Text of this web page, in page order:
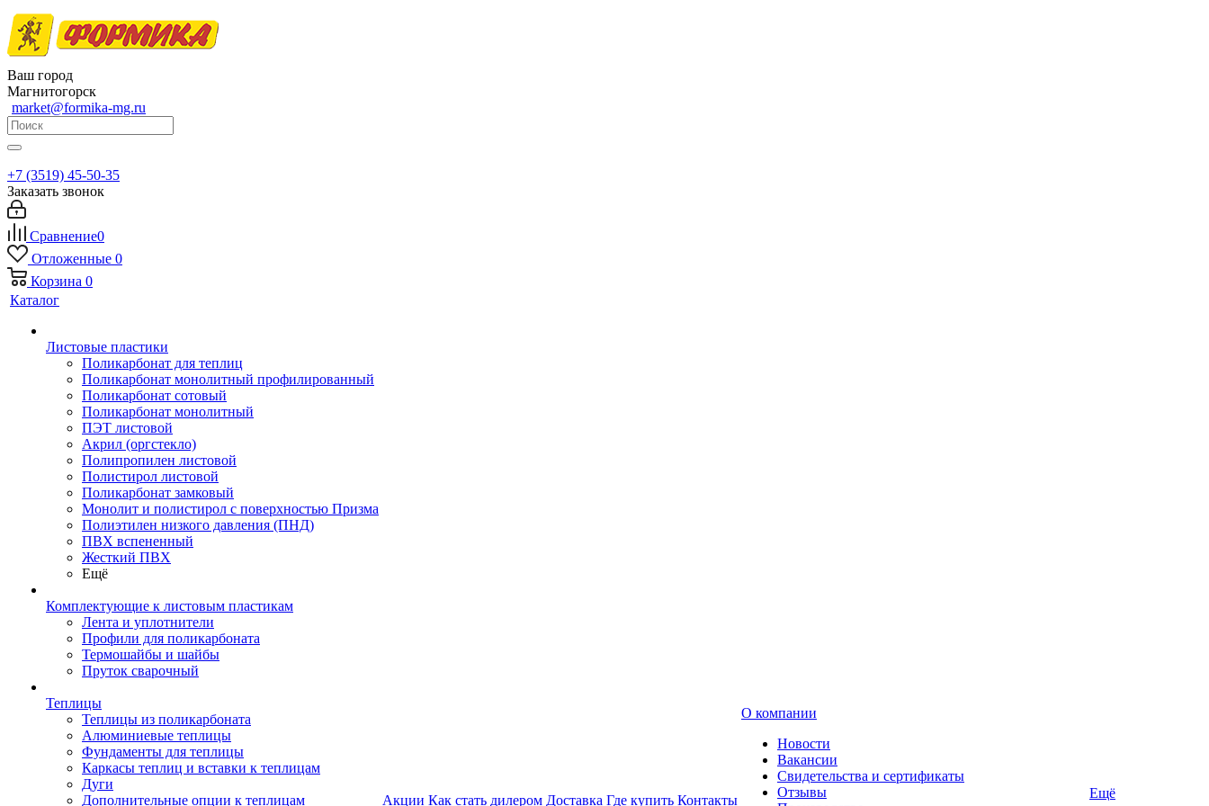
Ваш город
Магнитогорск
market@formika-mg.ru
+7 (3519) 45-50-35
Заказать звонок
Сравнение0
Отложенные 0
Корзина 0
Каталог
Листовые пластики
Поликарбонат для теплиц
Поликарбонат монолитный профилированный
Поликарбонат сотовый
Поликарбонат монолитный
ПЭТ листовой
Акрил (оргстекло)
Полипропилен листовой
Полистирол листовой
Поликарбонат замковый
Монолит и полистирол с поверхностью Призма
Полиэтилен низкого давления (ПНД)
ПВХ вспененный
Жесткий ПВХ
Ещё
Комплектующие к листовым пластикам
Лента и уплотнители
Профили для поликарбоната
Термошайбы и шайбы
Пруток сварочный
Теплицы
Теплицы из поликарбоната
Алюминиевые теплицы
Фундаменты для теплицы
Каркасы теплиц и вставки к теплицам
Дуги
Дополнительные опции к теплицам
Акции Как стать дилером Доставка Где купить Контакты
О компании
Новости
Вакансии
Свидетельства и сертификаты
Отзывы
Ещё